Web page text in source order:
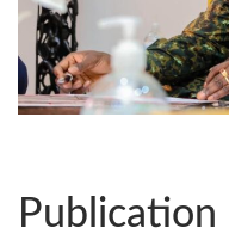
Publication